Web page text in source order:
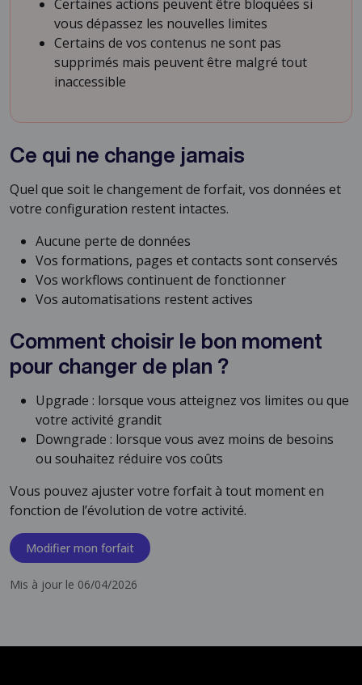
Certaines actions peuvent être bloquées si
vous dépassez les nouvelles limites
Certains de vos contenus ne sont pas
supprimés mais peuvent être malgré tout
inaccessible
Ce qui ne change jamais
Quel que soit le changement de forfait, vos données et
votre configuration restent intactes.
Aucune perte de données
Vos formations, pages et contacts sont conservés
Vos workflows continuent de fonctionner
Vos automatisations restent actives
Comment choisir le bon moment
pour changer de plan ?
Upgrade : lorsque vous atteignez vos limites ou que
votre activité grandit
Downgrade : lorsque vous avez moins de besoins
ou souhaitez réduire vos coûts
Vous pouvez ajuster votre forfait à tout moment en
fonction de l’évolution de votre activité.
Modifier mon forfait
Mis à jour le 06/04/2026